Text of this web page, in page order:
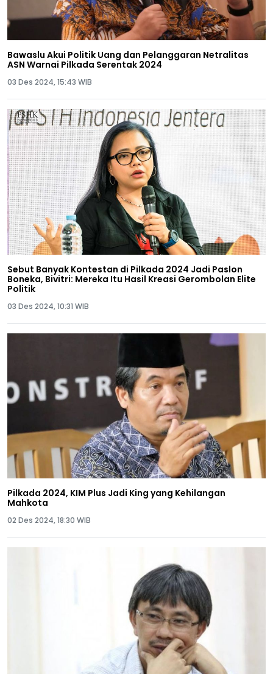
Bawaslu Akui Politik Uang dan Pelanggaran Netralitas
ASN Warnai Pilkada Serentak 2024
03 Des 2024, 15:43 WIB
Sebut Banyak Kontestan di Pilkada 2024 Jadi Paslon
Boneka, Bivitri: Mereka Itu Hasil Kreasi Gerombolan Elite
Politik
03 Des 2024, 10:31 WIB
Pilkada 2024, KIM Plus Jadi King yang Kehilangan
Mahkota
02 Des 2024, 18:30 WIB